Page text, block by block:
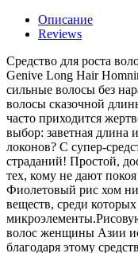
Описание
Reviews
Средство для роста
Genive Long Hair
сильные волосы без
волосы сказочной
часто приходится
выбор: заветная длина
локонов? С супер-
страданий! Простой,
тех, кому не дают
Фиолетовый рис хом
веществ, среди
волос женщины Азии
благодаря этому